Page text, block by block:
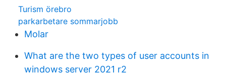
Turism örebro
parkarbetare sommarjobb
Molar
What are the two types of user accounts in
windows server 2021 r2